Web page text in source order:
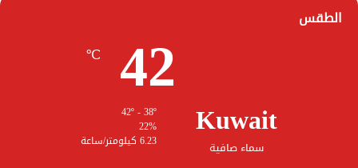
الطقس
Kuwait
سماء صافية
42
℃
22%
6.23 كيلومتر/ساعة